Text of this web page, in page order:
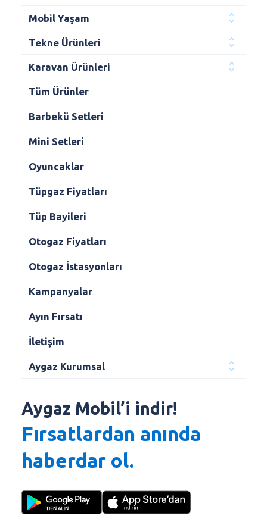
Mobil Yaşam
Tekne Ürünleri
Karavan Ürünleri
Tüm Ürünler
Barbekü Setleri
Mini Setleri
Oyuncaklar
Tüpgaz Fiyatları
Tüp Bayileri
Otogaz Fiyatları
Otogaz İstasyonları
Kampanyalar
Ayın Fırsatı
İletişim
Aygaz Kurumsal
Aygaz Mobil’i indir!
Fırsatlardan anında
haberdar ol.